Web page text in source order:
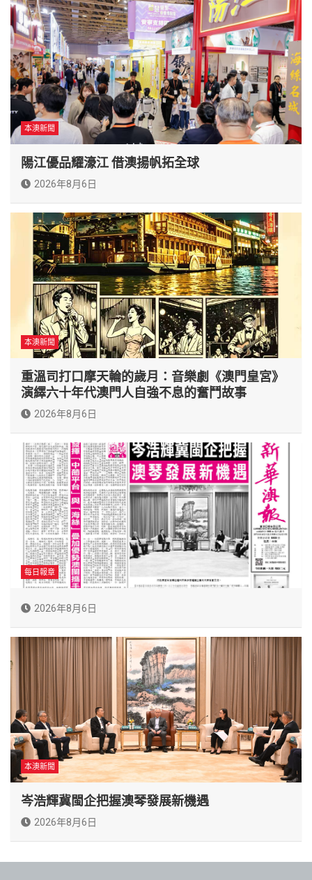
本澳新聞
陽江優品耀濠江 借澳揚帆拓全球
2026年8月6日
本澳新聞
重溫司打口摩天輪的歲月：音樂劇《澳門皇宮》
演繹六十年代澳門人自強不息的奮鬥故事
2026年8月6日
每日報章
2026年8月6日
本澳新聞
岑浩輝冀閩企把握澳琴發展新機遇
2026年8月6日